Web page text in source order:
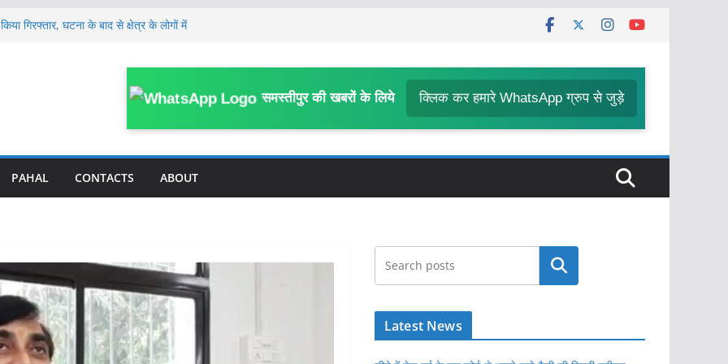
निर्देश
शिक्षक निलंबित, निलंबन अवधि में BRC
समस्तीपुर की खबरों के लिये क्लिक कर हमारे WhatsApp ग्रुप से जुड़े
PAHAL CONTACTS ABOUT
खोजें
Latest News